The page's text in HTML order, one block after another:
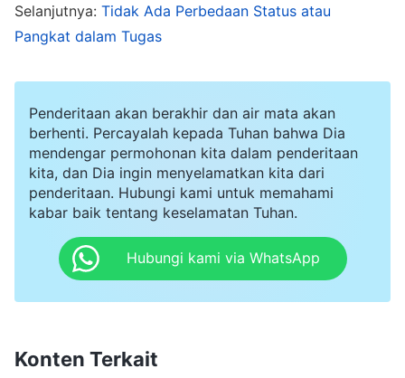
pucat kekuningan, dan aku benar-benar
kelelahan. Aku melihat rekan-rekan kerjaku yang
punya pekerjaan di bidang teknis menikmati
tunjangan dan perumahan terbaik, dan gaji
mereka beberapa kali lipat lebih tinggi dariku.
Mereka juga sering duduk di kantor, santai
membaca koran dan minum teh, berpakaian rapi,
penampilan mereka pun tampak sopan dan
terpelajar. Lalu saat kulihat diriku, dipenuhi
dengan debu dan kotoran setiap hari, aku
punya pendidikan dan keahlian, jadi aku hanya
Selanjutnya: Tidak Ada Perbedaan Status atau
Pangkat dalam Tugas
Penderitaan akan berakhir dan air mata akan
berhenti. Percayalah kepada Tuhan bahwa Dia
mendengar permohonan kita dalam penderitaan
kita, dan Dia ingin menyelamatkan kita dari
penderitaan. Hubungi kami untuk memahami
kabar baik tentang keselamatan Tuhan.
Hubungi kami via WhatsApp
Konten Terkait